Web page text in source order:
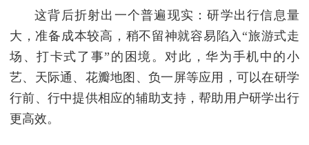
这背后折射出一个普遍现实：研学出行信息量
大，准备成本较高，稍不留神就容易陷入“旅游式走
场、打卡式了事”的困境。对此，华为手机中的小
艺、天际通、花瓣地图、负一屏等应用，可以在研学
行前、行中提供相应的辅助支持，帮助用户研学出行
更高效。